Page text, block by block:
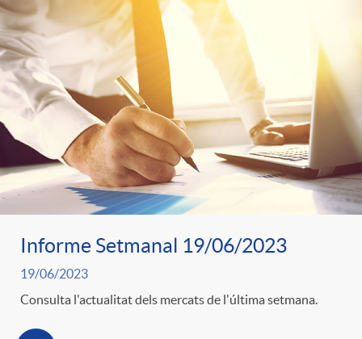
Informe Setmanal 19/06/2023
19/06/2023
Consulta l'actualitat dels mercats de l'última setmana.